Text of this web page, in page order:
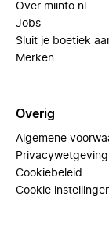
Over miinto.nl
Jobs
Sluit je boetiek
Merken
Overig
Algemene
Privacywetgeving
Cookiebeleid
Cookie